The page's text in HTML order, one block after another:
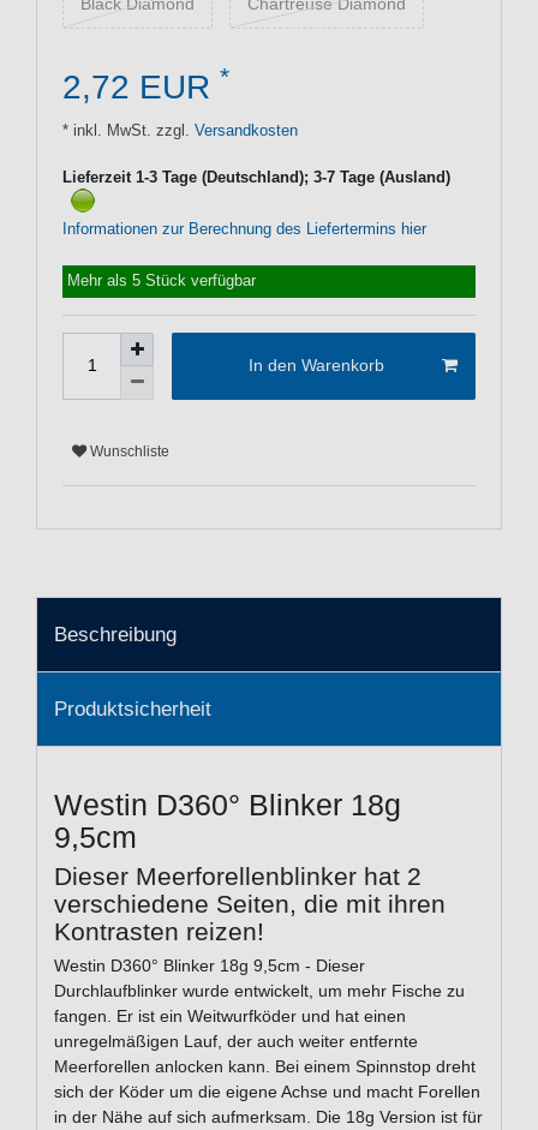
2,72 EUR *
* inkl. MwSt. zzgl. Versandkosten
Lieferzeit 1-3 Tage (Deutschland); 3-7 Tage (Ausland)
Informationen zur Berechnung des Liefertermins hier
Mehr als 5 Stück verfügbar
In den Warenkorb
Wunschliste
Beschreibung
Produktsicherheit
Westin D360° Blinker 18g
9,5cm
Dieser Meerforellenblinker hat 2
verschiedene Seiten, die mit ihren
Kontrasten reizen!
Westin D360° Blinker 18g 9,5cm - Dieser
Durchlaufblinker wurde entwickelt, um mehr Fische zu
fangen. Er ist ein Weitwurfköder und hat einen
unregelmäßigen Lauf, der auch weiter entfernte
Meerforellen anlocken kann. Bei einem Spinnstop dreht
sich der Köder um die eigene Achse und macht Forellen
in der Nähe auf sich aufmerksam. Die 18g Version ist für